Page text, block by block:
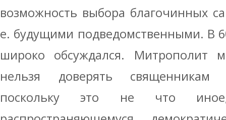
возможность выбора благочинных
е. будущими подведомственными. В
широко обсуждался. Митрополит
нельзя доверять священникам
поскольку это не что